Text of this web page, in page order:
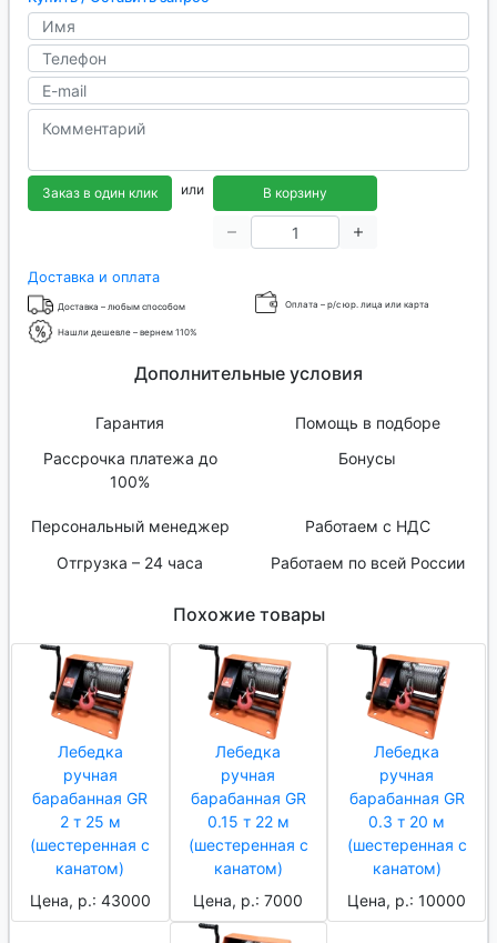
Заказ в один клик или В корзину
Доставка и оплата
Доставка – любым способом Оплата – р/с юр. лица или карта
Нашли дешевле – вернем 110%
Дополнительные условия
Гарантия
Помощь в подборе
Рассрочка платежа до
100%
Бонусы
Персональный менеджер
Работаем с НДС
Отгрузка – 24 часа
Работаем по всей России
Похожие товары
Лебедка
ручная
барабанная GR
2 т 25 м
(шестеренная с
канатом)
Цена, р.: 43000
Лебедка
ручная
барабанная GR
0.15 т 22 м
(шестеренная с
канатом)
Цена, р.: 7000
Лебедка
ручная
барабанная GR
0.3 т 20 м
(шестеренная с
канатом)
Цена, р.: 10000